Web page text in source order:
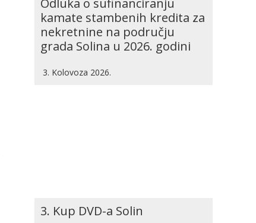
Odluka o sufinanciranju
kamate stambenih kredita za
nekretnine na području
grada Solina u 2026. godini
3. Kolovoza 2026.
3. Kup DVD-a Solin